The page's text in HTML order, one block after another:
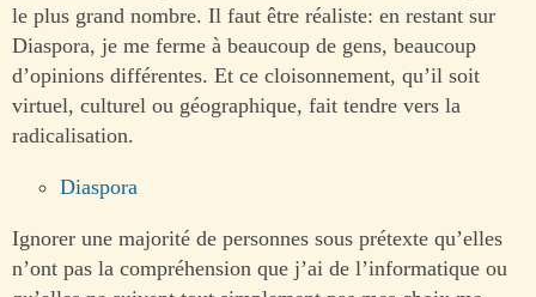
le plus grand nombre. Il faut être réaliste: en restant sur
Diaspora, je me ferme à beaucoup de gens, beaucoup
d’opinions différentes. Et ce cloisonnement, qu’il soit
virtuel, culturel ou géographique, fait tendre vers la
radicalisation.
Diaspora
Ignorer une majorité de personnes sous prétexte qu’elles
n’ont pas la compréhension que j’ai de l’informatique ou